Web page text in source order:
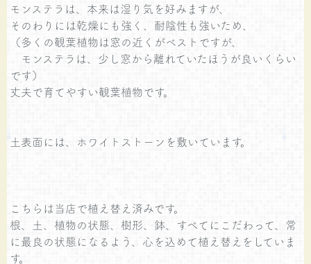
モンステラは、本来は湿り気を好みますが、
そのわりには乾燥にも強く、耐陰性も強いため、
（多くの観葉植物は窓の近くがベストですが、
モンステラは、少し窓から離れていたほうが良いくらい
です）
丈夫で育てやすい観葉植物です。
土表面には、ホワイトストーンを敷いています。
こちらは当店で植え替え済みです。
根、土、植物の状態、樹形、鉢、すべてにこだわって、常
に最良の状態になるよう、心を込めて植え替えをしていま
す。